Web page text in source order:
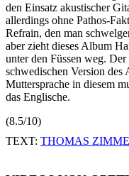
den Einsatz akustischer
allerdings ohne Pathos-
Refrain, den man
aber zieht dieses Album
unter den Füssen weg.
schwedischen Version
Muttersprache in diesem
das Englische.
(8.5/10)
TEXT: THOMAS